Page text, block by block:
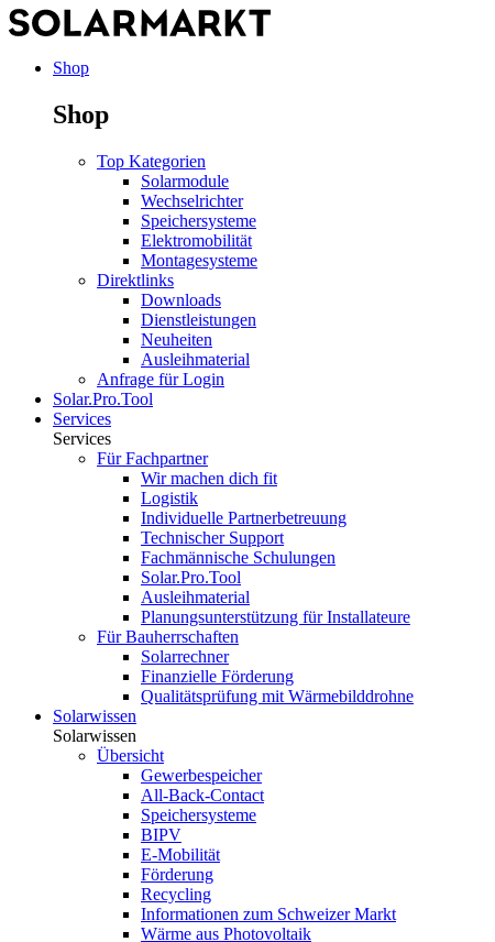
Shop
Shop
Top Kategorien
Solarmodule
Wechselrichter
Speichersysteme
Elektromobilität
Montagesysteme
Direktlinks
Downloads
Dienstleistungen
Neuheiten
Ausleihmaterial
Anfrage für Login
Solar.Pro.Tool
Services
Services
Für Fachpartner
Wir machen dich fit
Logistik
Individuelle Partnerbetreuung
Technischer Support
Fachmännische Schulungen
Solar.Pro.Tool
Ausleihmaterial
Planungsunterstützung für Installateure
Für Bauherrschaften
Solarrechner
Finanzielle Förderung
Qualitätsprüfung mit Wärmebilddrohne
Solarwissen
Solarwissen
Übersicht
Gewerbespeicher
All-Back-Contact
Speichersysteme
BIPV
E-Mobilität
Förderung
Recycling
Informationen zum Schweizer Markt
Wärme aus Photovoltaik